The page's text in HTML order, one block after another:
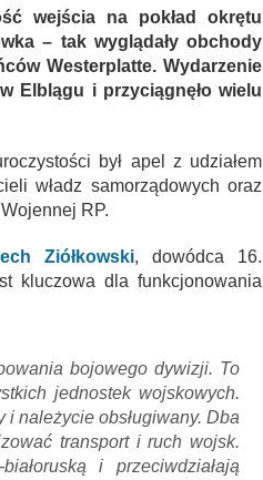
wejścia na pokład okrętu
– tak wyglądały obchody
Westerplatte. Wydarzenie
Elblągu i przyciągnęło wielu
był apel z udziałem
władz samorządowych oraz
RP.
Ziółkowski, dowódca 16.
kluczowa dla funkcjonowania
bojowego dywizji. To
jednostek wojskowych.
i należycie obsługiwany. Dba
transport i ruch wojsk.
i przeciwdziałają